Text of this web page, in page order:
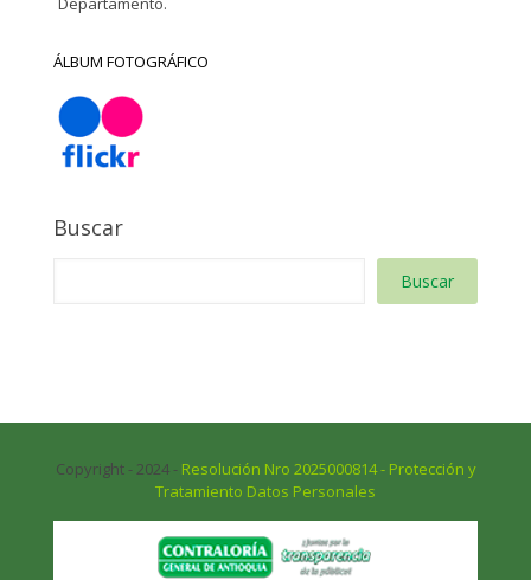
ÁLBUM FOTOGRÁFICO
Buscar
Buscar
Copyright - 2024 - Resolución Nro 2025000814 - Protección y
Tratamiento Datos Personales